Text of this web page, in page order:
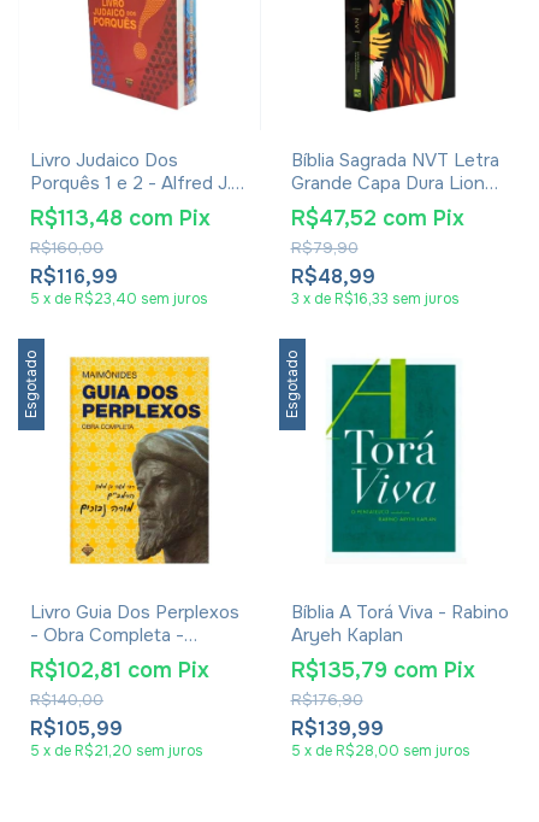
Livro Judaico Dos
Porquês 1 e 2 - Alfred J.
Kolatch
R$116,99
R$160,00
R$113,48 com Pix
5 x de R$23,40 sem juros
Bíblia Sagrada NVT Letra
Grande Capa Dura Lion
Colors Nature
R$48,99
R$79,90
R$47,52 com Pix
3 x de R$16,33 sem juros
Esgotado
Livro Guia Dos Perplexos
- Obra Completa -
Maimônides
R$105,99
R$140,00
R$102,81 com Pix
5 x de R$21,20 sem juros
Esgotado
Bíblia A Torá Viva - Rabino
Aryeh Kaplan
R$139,99
R$176,90
R$135,79 com Pix
5 x de R$28,00 sem juros